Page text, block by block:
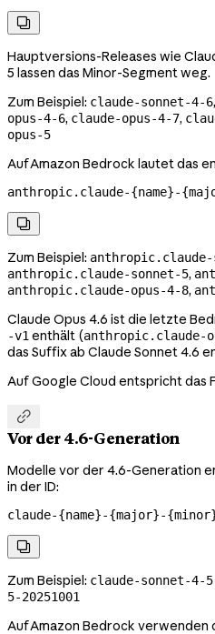

Hauptversions-Releases wie
5 lassen das Minor-Segment weg.
Zum Beispiel: claude-sonnet-4-6,
opus-4-6, claude-opus-4-7,
opus-5
Auf Amazon Bedrock lautet das
anthropic.claude-{name}-

Zum Beispiel: anthropic.claude-
anthropic.claude-sonnet-5,
anthropic.claude-opus-4-8,
Claude Opus 4.6 ist die letzte
-v1enthält (anthropic.claude-
das Suffix ab Claude Sonnet 4.6
Auf Google Cloud entspricht das

Vor der 4.6-Generation
Modelle vor der 4.6-Generation
in der ID:
claude-{name}-{major}-{minor}-

Zum Beispiel: claude-sonnet-4-
5-20251001
Auf Amazon Bedrock verwenden